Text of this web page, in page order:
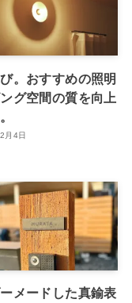
。おすすめの照明
グ空間の質を向上
月4日
メードした真鍮表